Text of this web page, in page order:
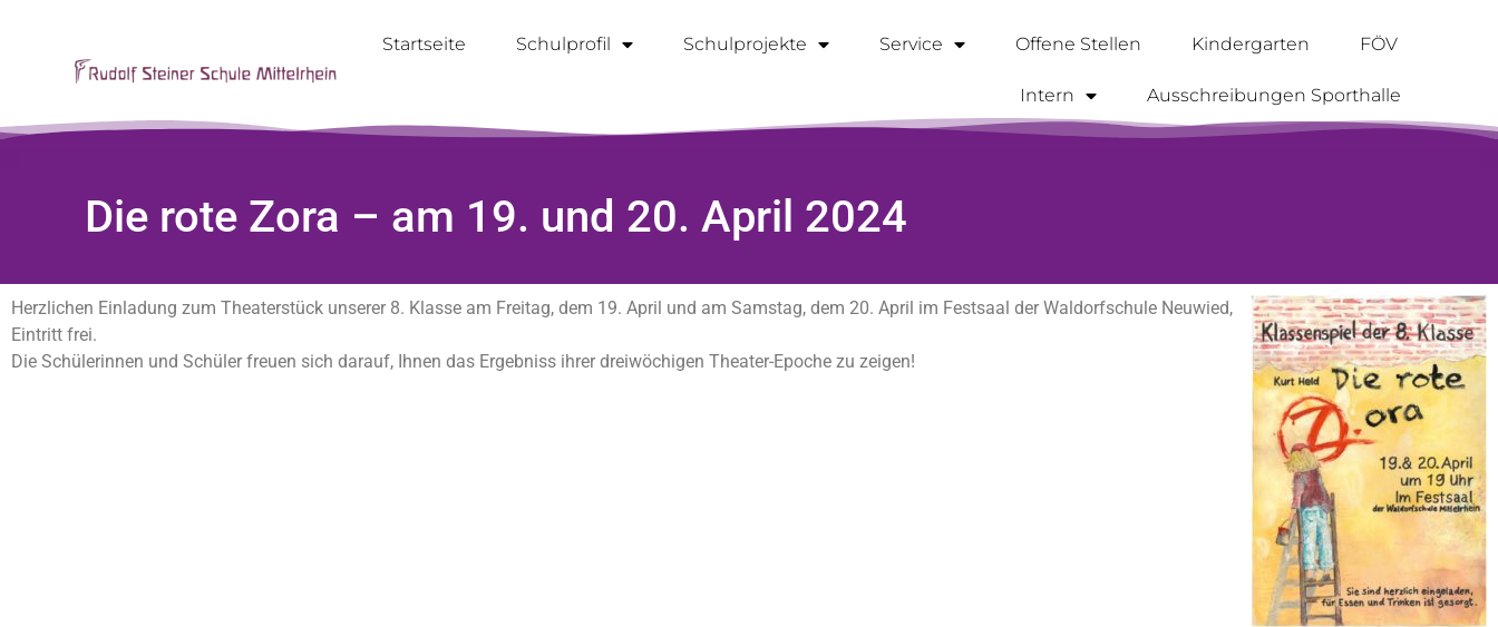
Startseite Schulprofil Schulprojekte Service Offene Stellen Kindergarten FÖV
Intern Ausschreibungen Sporthalle
Die rote Zora – am 19. und 20. April 2024
Herzlichen Einladung zum Theaterstück unserer 8. Klasse am Freitag, dem 19. April und am Samstag, dem 20. April im Festsaal der Waldorfschule Neuwied,
Eintritt frei.
Die Schülerinnen und Schüler freuen sich darauf, Ihnen das Ergebniss ihrer dreiwöchigen Theater-Epoche zu zeigen!